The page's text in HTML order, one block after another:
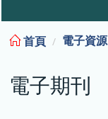
首頁 電子資源
電子期刊